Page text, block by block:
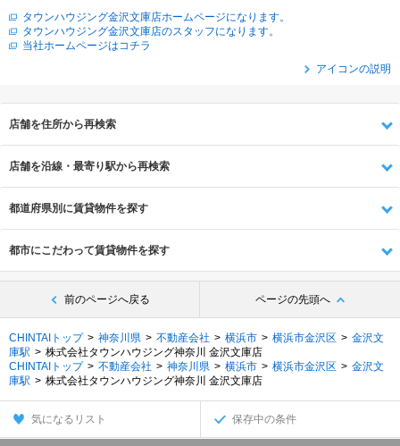
タウンハウジング金沢文庫店ホームページになります。
タウンハウジング金沢文庫店のスタッフになります。
当社ホームページはコチラ
アイコンの説明
店舗を住所から再検索
店舗を沿線・最寄り駅から再検索
都道府県別に賃貸物件を探す
都市にこだわって賃貸物件を探す
前のページへ戻る ページの先頭へ
CHINTAIトップ 神奈川県 不動産会社 横浜市 横浜市金沢区
金沢文
庫駅
株式会社タウンハウジング神奈川 金沢文庫店
CHINTAIトップ
不動産会社 神奈川県 横浜市 横浜市金沢区
金沢文
庫駅
株式会社タウンハウジング神奈川 金沢文庫店
気になるリスト 保存中の条件